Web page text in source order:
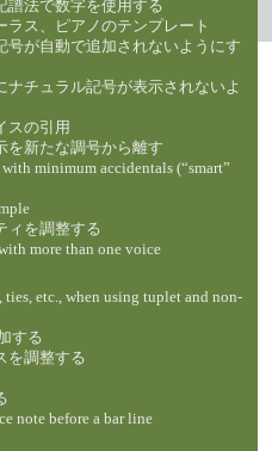
譜法で数字を使用する
ラス、ピアノのテンプレート
号が自動で追加されないようにす
ナチュラル記号が表示されないよ
スの引用
を新たな調号から離す
minimum accidentals (“smart”
ィを調整する
more than one voice
ties, etc., when using tuplet and non-
する
を調整する
note before a bar line